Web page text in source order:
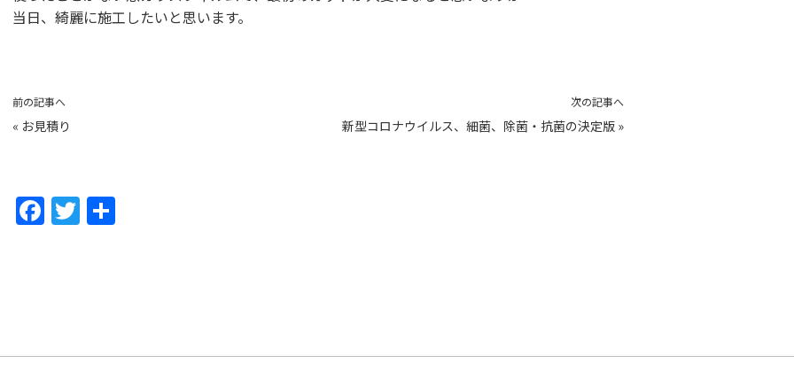
当日、綺麗に施工したいと思います。
前の記事へ
« お見積り
次の記事へ
新型コロナウイルス、細菌、除菌・抗菌の決定版 »
F
o
T